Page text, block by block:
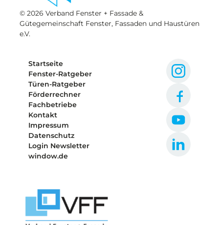
© 2026 Verband Fenster + Fassade &
Gütegemeinschaft Fenster, Fassaden und Haustüren
e.V.
Startseite
Fenster-Ratgeber
Türen-Ratgeber
Förderrechner
Fachbetriebe
Kontakt
Impressum
Datenschutz
Login Newsletter
window.de